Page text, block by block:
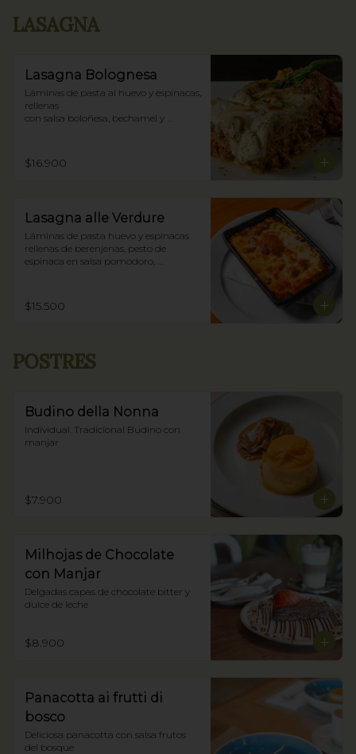
LASAGNA
Lasagna Bolognesa
Láminas de pasta al huevo y espinacas,
rellenas
con salsa boloñesa, bechamel y
$16.900
Lasagna alle Verdure
Láminas de pasta huevo y espinacas
rellenas de berenjenas, pesto de
espinaca en salsa pomodoro,
$15.500
POSTRES
Budino della Nonna
Individual. Tradicional Budino con
manjar
$7.900
Milhojas de Chocolate
con Manjar
Delgadas capas de chocolate bitter y
dulce de leche
$8.900
Panacotta ai frutti di
bosco
Deliciosa panacotta con salsa frutos
del bosque